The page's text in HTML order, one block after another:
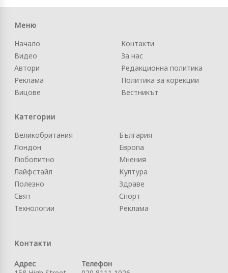
Меню
Начало
Видео
Автори
Реклама
Вицове
Контакти
За нас
Редакционна политика
Политика за корекции
Вестникът
Категории
Великобритания
Лондон
Любопитно
Лайфстайл
Полезно
Свят
Технологии
България
Европа
Мнения
Култура
Здраве
Спорт
Реклама
Контакти
Адрес
Телефон